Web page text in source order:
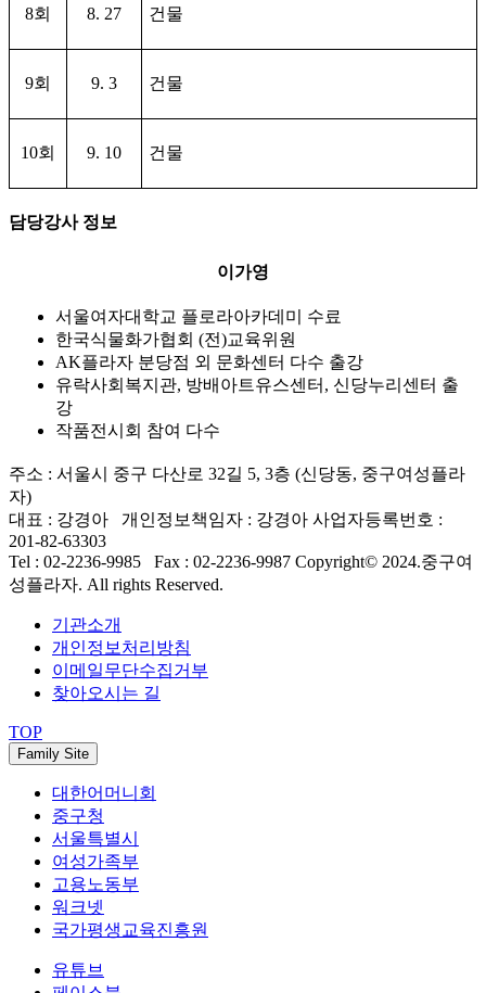
8회 8. 27 건물
9회 9. 3 건물
10회 9. 10 건물
담당강사 정보
이가영
서울여자대학교 플로라아카데미 수료
한국식물화가협회 (전)교육위원
AK플라자 분당점 외 문화센터 다수 출강
유락사회복지관, 방배아트유스센터, 신당누리센터 출
강
작품전시회 참여 다수
주소 : 서울시 중구 다산로 32길 5, 3층 (신당동, 중구여성플라
자)
대표 : 강경아 개인정보책임자 : 강경아 사업자등록번호 :
201-82-63303
Tel : 02-2236-9985 Fax : 02-2236-9987 Copyright© 2024.중구여
성플라자. All rights Reserved.
기관소개
개인정보처리방침
이메일무단수집거부
찾아오시는 길
TOP
Family Site
대한어머니회
중구청
서울특별시
여성가족부
고용노동부
워크넷
국가평생교육진흥원
유튜브